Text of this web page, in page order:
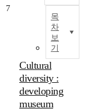
목
차
보
기
7
Cultural
diversity :
developing
museum